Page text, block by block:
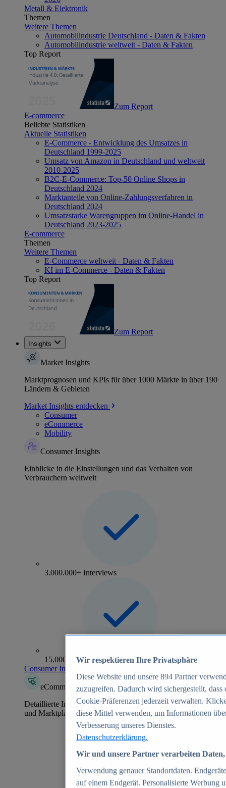
Metall & Elektronik
Themen
Weitere Themen
Automobilindustrie Deutschland - Daten & Fakten
Automobilindustrie weltweit - Daten & Fakten
Top Report
Zum Report
E-commerce
Beliebte Statistiken
Aktuelle Statistiken
E-Commerce - Entwicklung des Umsatzes in
Deutschland 1999-2025
Umsatz von Amazon in Deutschland und weltweit
2010-2025
B2C-E-Commerce: Top-50 Online Shops in
Deutschland 2024
Marktanteile von Online-Zahlungsverfahren in
Deutschland 2024
Umsatzstarke Warengruppen im Online-Handel in
Deutschland 2023-2025
E-commerce
Themen
Weitere Themen
E-Commerce weltweit - Daten & Fakten
KI im E-Commerce - Daten & Fakten
Top Report
Zum Report
Insights
Market Insights
Marktprognosen und KPIs für über 1000 Märkte in über 190
Ländern & Gebieten
Market Insights entdecken
Consumer
eCommerce
Mobility
Consumer Insights
Einblicke in die Einstellungen und das Verhalten von
Verbrauchern weltweit
3.000.000+ Interviews
15.000+ Marken
Consumer Insights entdecken
eCommerce Insights
Detaillierte Informationen zu mehr als 39.000 Online-Shops
und Marktplätzen
Wir respektieren Ihre Privatsphäre
Diese Website und unsere 894 Partner
zuzugreifen. Dadurch wird sichergestellt,
Cookie-Präferenzen jederzeit verwalten.
diese Mittel verwenden, um Informationen
Verbesserung unseres Dienstes.
Datenschutzerklärung.
Wir und unsere Partner verarbeiten
Verwendung genauer Standortdaten.
auf einem Endgerät. Personalisierte Werbung